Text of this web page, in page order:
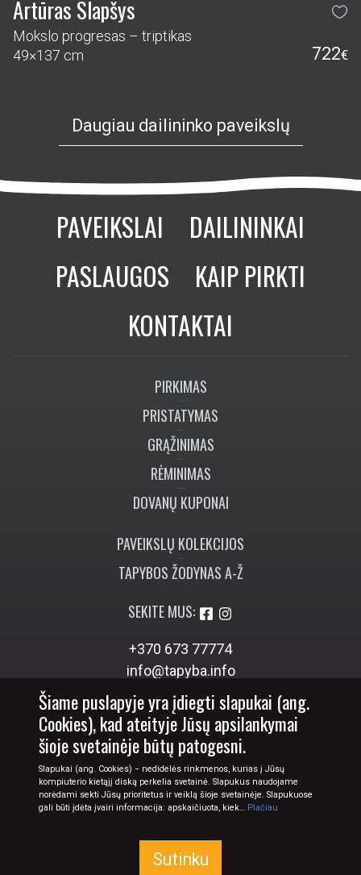
PASLAUGOS
KAIP PIRKTI
KONTAKTAI
PRISTATYMAS
RĖMINIMAS
PAVEIKSLŲ KOLEKCIJOS
TAPYBOS ŽODYNAS A-Ž
SEKITE MUS:
+370 673 77774
info@tapyba.info
© 2026 Tapyba.info - paveikslai internetu
Šiame puslapyje yra įdiegti slapukai (ang.
Cookies), kad ateityje Jūsų apsilankymai
šioje svetainėje būtų patogesni.
Slapukai (ang. Cookies) − nedidelės rinkmenos, kurias į Jūsų
kompiuterio kietąjį diską perkelia svetainė. Slapukus naudojame
norėdami sekti Jūsų prioritetus ir veiklą šioje svetainėje. Slapukuose
gali būti įdėta įvairi informacija: apskaičiuota, kiek… Plačiau
Sutinku